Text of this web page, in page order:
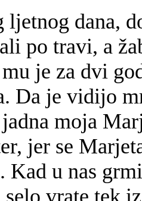
ljetnog dana,
po travi, a
je za dvi
Da je vidijo
moja
jer se
Kad u nas